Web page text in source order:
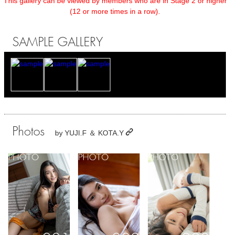
(12 or more times in a row).
SAMPLE GALLERY
Photos by YUJI.F ＆ KOTA.Y